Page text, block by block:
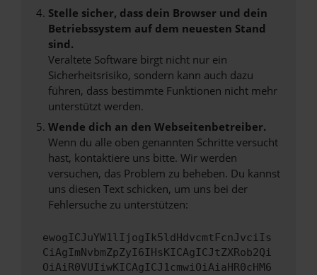
Stelle sicher, dass dein Browser und dein
Betriebssystem auf dem neuesten Stand
sind.
Veraltete Software birgt nicht nur ein
Sicherheitsrisiko, sondern kann auch dazu
führen, dass bestimmte Funktionen nicht mehr
unterstützt werden.
Wende dich an den Webseitenbetreiber.
Wenn du alle oben genannten Schritte versucht
hast, kontaktiere uns bitte. Wir werden
versuchen, das Problem zu beheben. Du kannst
uns diesen Text schicken, um uns bei der
Fehlersuche zu unterstützen:
ewogICJuYW1lIjogIk5ldHdvcmtFcnJvciIs
CiAgImNvbmZpZyI6IHsKICAgICJtZXRob2Qi
OiAiR0VUIiwKICAgICJ1cmwiOiAiaHR0cHM6